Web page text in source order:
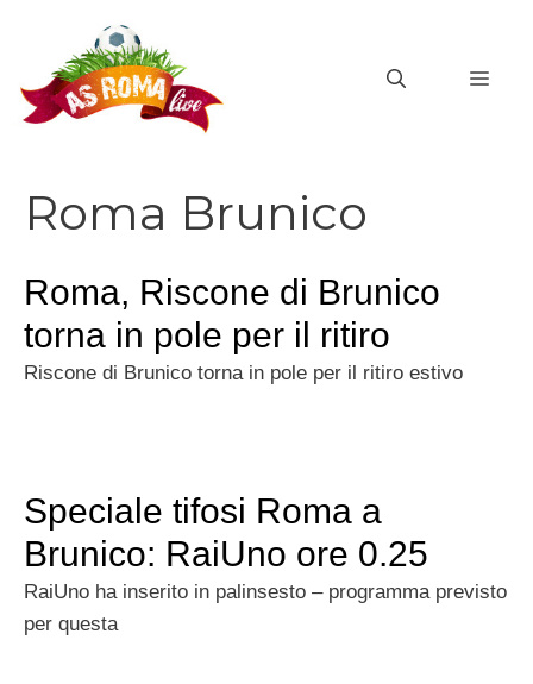
contenuto
Roma Brunico
Roma, Riscone di Brunico
torna in pole per il ritiro
Riscone di Brunico torna in pole per il ritiro estivo
Speciale tifosi Roma a
Brunico: RaiUno ore 0.25
RaiUno ha inserito in palinsesto – programma previsto
per questa